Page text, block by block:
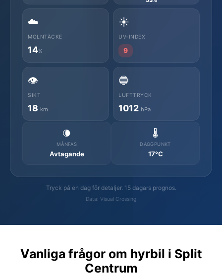
☁️
MOLNTÄCKE
14%
☀️
UV-INDEX
9
👁️
SIKT
18 km
🔵
LUFTTRYCK
1012 hPa
🌘
MÅNFAS
Avtagande
🌡️
DAGGPUNKT
17°C
Tryck på en dag för detaljer. 15 dagars prognos.
Data: Visual Crossing
Vanliga frågor om hyrbil i Split
Centrum